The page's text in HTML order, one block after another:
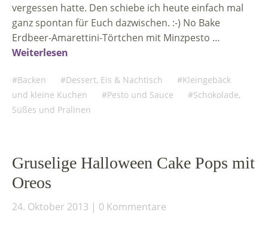
vergessen hatte. Den schiebe ich heute einfach mal
ganz spontan für Euch dazwischen. :-) No Bake
Erdbeer-Amarettini-Törtchen mit Minzpesto …
Weiterlesen
Backen Dessert, Eis & Nachtisch
Kleingebäck
und kleine Kuchen
Pesto und Sauce
Schokolade,
Süßes und Pralinen
Gruselige Halloween Cake Pops mit
Oreos
24. Oktober 2013 0 Kommentare